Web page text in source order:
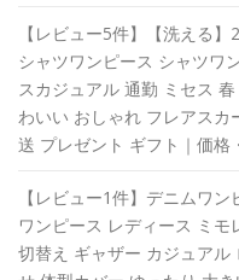
【レビュー5件】【洗える
シャツワンピース シャツワ
スカジュアル 通勤 ミセス
わいい おしゃれ フレアスカ
送 プレゼント ギフト｜価格
【レビュー1件】デニムワ
ワンピース レディース ミ
切替え ギャザー カジュアル